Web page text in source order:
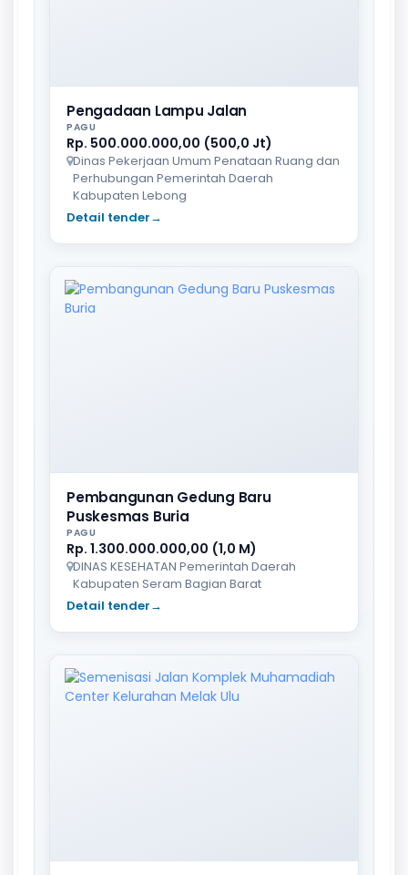
Pengadaan Lampu Jalan
PAGU
Rp. 500.000.000,00 (500,0 Jt)
Dinas Pekerjaan Umum Penataan Ruang dan
Perhubungan Pemerintah Daerah
Kabupaten Lebong
Detail tender→
Pembangunan Gedung Baru
Puskesmas Buria
PAGU
Rp. 1.300.000.000,00 (1,0 M)
DINAS KESEHATAN Pemerintah Daerah
Kabupaten Seram Bagian Barat
Detail tender→